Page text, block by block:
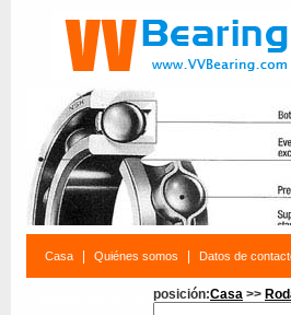
Casa Quiénes somos Datos de
posición:Casa >>